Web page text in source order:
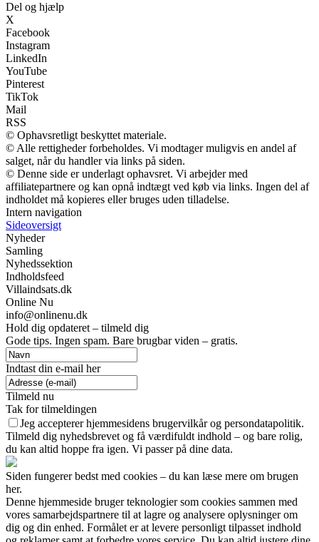
Del og hjælp
X
Facebook
Instagram
LinkedIn
YouTube
Pinterest
TikTok
Mail
RSS
© Ophavsretligt beskyttet materiale.
© Alle rettigheder forbeholdes. Vi modtager muligvis en andel af
salget, når du handler via links på siden.
© Denne side er underlagt ophavsret. Vi arbejder med
affiliatepartnere og kan opnå indtægt ved køb via links. Ingen del af
indholdet må kopieres eller bruges uden tilladelse.
Intern navigation
Sideoversigt
Nyheder
Samling
Nyhedssektion
Indholdsfeed
Villaindsats.dk
Online Nu
info@onlinenu.dk
Hold dig opdateret – tilmeld dig
Gode tips. Ingen spam. Bare brugbar viden – gratis.
Indtast din e-mail her
Tilmeld nu
Tak for tilmeldingen
Jeg accepterer hjemmesidens brugervilkår og persondatapolitik.
Tilmeld dig nyhedsbrevet og få værdifuldt indhold – og bare rolig,
du kan altid hoppe fra igen. Vi passer på dine data.
Siden fungerer bedst med cookies – du kan læse mere om brugen
her.
Denne hjemmeside bruger teknologier som cookies sammen med
vores samarbejdspartnere til at lagre og analysere oplysninger om
dig og din enhed. Formålet er at levere personligt tilpasset indhold